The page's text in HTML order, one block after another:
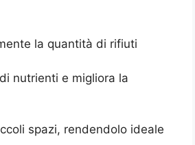
la quantità di rifiuti
nutrienti e migliora la
spazi, rendendolo ideale